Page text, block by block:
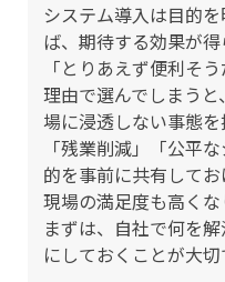
システム導入は目的
ば、期待する効果が得
「とりあえず便利そ
理由で選んでしまう
場に浸透しない事態を
「残業削減」「公平
的を事前に共有してお
現場の満足度も高くな
まずは、自社で何を
にしておくことが大切